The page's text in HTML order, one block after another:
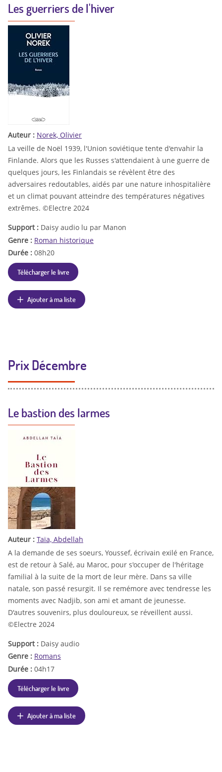
Les guerriers de l'hiver
Auteur : Norek, Olivier
La veille de Noël 1939, l'Union soviétique tente d'envahir la
Finlande. Alors que les Russes s'attendaient à une guerre de
quelques jours, les Finlandais se révèlent être des
adversaires redoutables, aidés par une nature inhospitalière
et un climat pouvant atteindre des températures négatives
extrêmes. ©Electre 2024
Support : Daisy audio lu par Manon
Genre : Roman historique
Durée : 08h20
Télécharger le livre
Ajouter à ma liste
Prix Décembre
Le bastion des larmes
Auteur : Taïa, Abdellah
A la demande de ses soeurs, Youssef, écrivain exilé en France,
est de retour à Salé, au Maroc, pour s'occuper de l'héritage
familial à la suite de la mort de leur mère. Dans sa ville
natale, son passé resurgit. Il se remémore avec tendresse les
moments avec Nadjib, son ami et amant de jeunesse.
D'autres souvenirs, plus douloureux, se réveillent aussi.
©Electre 2024
Support : Daisy audio
Genre : Romans
Durée : 04h17
Télécharger le livre
Ajouter à ma liste